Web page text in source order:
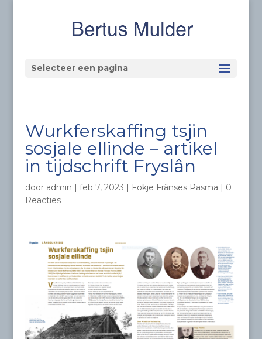
Selecteer een pagina
Wurkferskaffing tsjin
sosjale ellinde – artikel
in tijdschrift Fryslân
door admin | feb 7, 2023 | Fokje Frânses Pasma | 0
Reacties